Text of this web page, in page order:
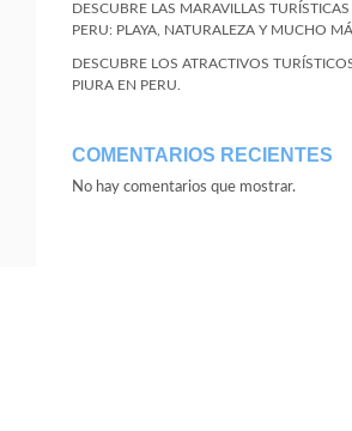
DESCUBRE LAS MARAVILLAS
PERU: PLAYA, NATURALEZA Y MUCHO
DESCUBRE LOS ATRACTIVOS
PIURA EN PERU.
COMENTARIOS RECIENTES
No hay comentarios que mostrar.